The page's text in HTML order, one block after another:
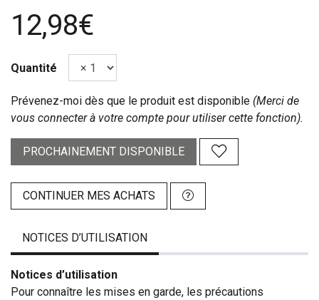
12,98€
Quantité
Prévenez-moi dès que le produit est disponible (Merci de
vous connecter à votre compte pour utiliser cette fonction).
PROCHAINEMENT DISPONIBLE
CONTINUER MES ACHATS
NOTICES D’UTILISATION
Notices d’utilisation
Pour connaître les mises en garde, les précautions